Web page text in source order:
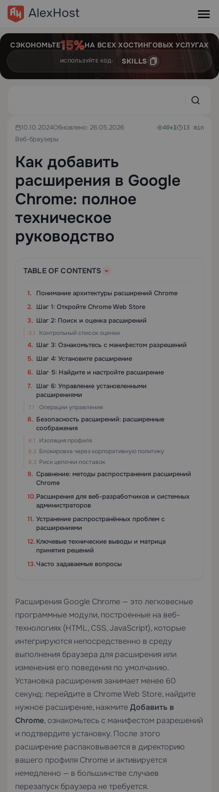
СЭКОНОМЬТЕ НА ВСЕХ ХОСТИНГОВЫХ УСЛУГАХ
ИСПОЛЬЗУЙТЕ КОД: SKILLS
10.10.2024Обновлено: 26.05.2026
Веб-браузеры
40+1 13 min
Как добавить
расширения в Google
Chrome: полное
техническое
руководство
TABLE OF CONTENTS
Понимание архитектуры расширений Chrome
Шаг 1: Откройте Chrome Web Store
Шаг 2: Поиск и оценка расширений
Контрольный список оценки
Шаг 3: Ознакомьтесь с манифестом разрешений
Шаг 4: Установите расширение
Шаг 5: Найдите и настройте расширение
Шаг 6: Управление установленными
расширениями
Операции управления
Безопасность расширений: расширенные
соображения
Изоляция профиля
Блокировка через корпоративную политику
Риск цепочки поставок
Сравнение: методы распространения расширений
Chrome
Расширения для веб-разработчиков и системных
администраторов
Устранение распространённых проблем с
расширениями
Ключевые технические выводы и матрица
принятия решений
Часто задаваемые вопросы
Расширения Google Chrome — это легковесные
программные модули, построенные на веб-
технологиях (HTML, CSS, JavaScript), которые
интегрируются непосредственно в среду
выполнения браузера для расширения или
изменения его поведения по умолчанию.
Установка расширения занимает менее 60
секунд: перейдите в Chrome Web Store, найдите
нужное расширение, нажмитеДобавить в
Chrome, ознакомьтесь с манифестом разрешений
и подтвердите установку. После этого
расширение распаковывается в директорию
вашего профиля Chrome и активируется
немедленно — в большинстве случаев
перезапуск браузера не требуется.